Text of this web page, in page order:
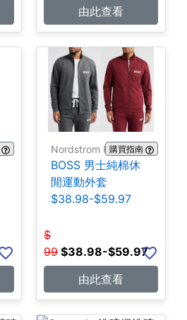
由此查看
Nordstrom Rack購買指南
BOSS 男士純棉休
閒運動外套
$38.98-$59.97
$
99 $38.98-$59.97
由此查看